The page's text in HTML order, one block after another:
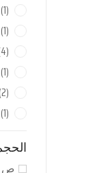
(1)
(1)
(1)
(2)
(1)
ص